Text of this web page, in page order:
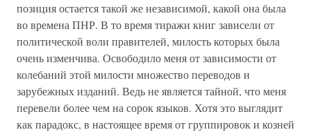
позиция остается такой же независимой, какой она была
во времена ПНР. В то время тиражи книг зависели от
политической воли правителей, милость которых была
очень изменчива. Освободило меня от зависимости от
колебаний этой милости множество переводов и
зарубежных изданий. Ведь не является тайной, что меня
перевели более чем на сорок языков. Хотя это выглядит
как парадокс, в настоящее время от группировок и козней